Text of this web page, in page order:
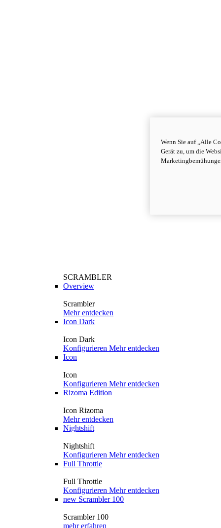
SCRAMBLER
Overview
Scrambler
Mehr entdecken
Icon Dark
Icon Dark
Konfigurieren Mehr entdecken
Icon
Icon
Konfigurieren Mehr entdecken
Rizoma Edition
Icon Rizoma
Mehr entdecken
Nightshift
Nightshift
Konfigurieren Mehr entdecken
Full Throttle
Full Throttle
Konfigurieren Mehr entdecken
new Scrambler 100
Scrambler 100
mehr erfahren
Wenn Sie auf „Alle
Gerät zu, um die